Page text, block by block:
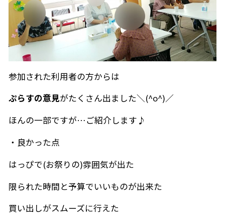
参加された利用者の方からは
ぷらすの意見がたくさん出ました＼(^o^)／
ほんの一部ですが…ご紹介します♪
・良かった点
はっぴで(お祭りの)雰囲気が出た
限られた時間と予算でいいものが出来た
買い出しがスムーズに行えた